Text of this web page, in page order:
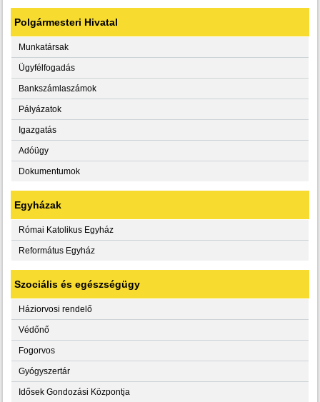
Polgármesteri Hivatal
Munkatársak
Ügyfélfogadás
Bankszámlaszámok
Pályázatok
Igazgatás
Adóügy
Dokumentumok
Egyházak
Római Katolikus Egyház
Református Egyház
Szociális és egészségügy
Háziorvosi rendelő
Védőnő
Fogorvos
Gyógyszertár
Idősek Gondozási Központja